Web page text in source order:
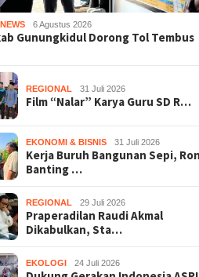
6 Agustus 2026
Gunungkidul Dorong Tol Tembus
REGIONAL 31 Juli 2026
Film “Nalar” Karya Guru SD R…
EKONOMI & BISNIS 31 Juli 2026
Kerja Buruh Bangunan Sepi,
Banting …
REGIONAL 29 Juli 2026
Praperadilan Raudi Akmal
Dikabulkan, Sta…
EKOLOGI 24 Juli 2026